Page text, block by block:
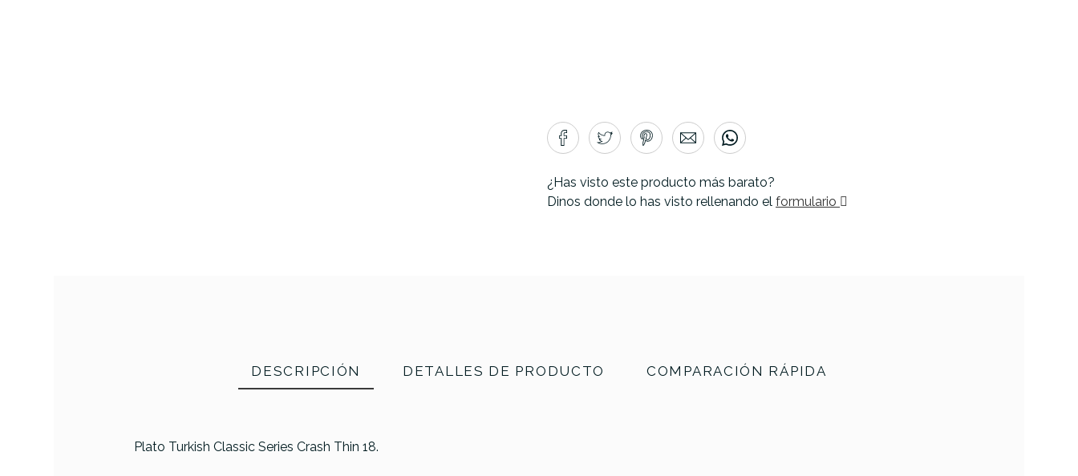
¿Has visto este producto más barato?
Dinos donde lo has visto rellenando el formulario
DESCRIPCIÓN DETALLES DE PRODUCTO COMPARACIÓN RÁPIDA
Plato Turkish Classic Series Crash Thin 18.